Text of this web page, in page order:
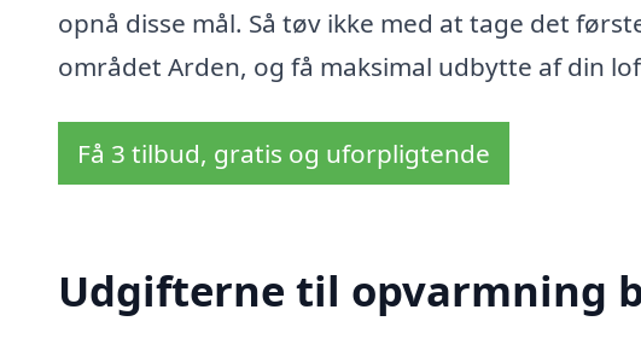
opnå disse mål. Så tøv ikke med at tage det
området Arden, og få maksimal udbytte af din
Få 3 tilbud, gratis og uforpligtende
Udgifterne til opvarmning